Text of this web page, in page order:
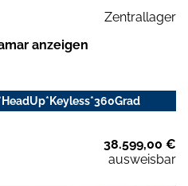
Zentrallager
anzeigen
38.599,00 €
ausweisbar